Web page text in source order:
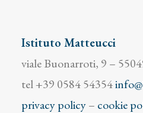
Istituto Matteucci
viale Buonarroti, 9 –
tel +39 0584 54354
privacy policy– cookie